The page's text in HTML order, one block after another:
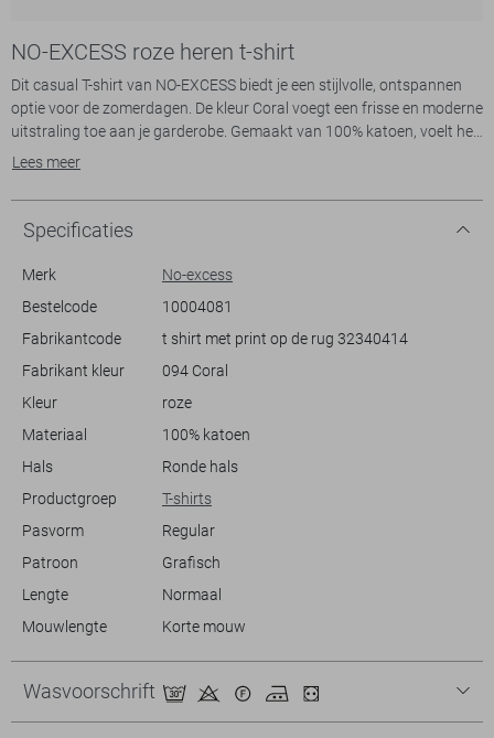
NO-EXCESS roze heren t-shirt
Dit casual T-shirt van NO-EXCESS biedt je een stijlvolle, ontspannen
optie voor de zomerdagen. De kleur Coral voegt een frisse en moderne
uitstraling toe aan je garderobe. Gemaakt van 100% katoen, voelt het
T-shirt comfortabel en licht aan op de huid, ideaal voor warme dagen.
combineren met diverse stijlen.
Het grafische patroon op de achterzijde geeft het T-shirt een speels en
uniek karakter, terwijl de regular fit zorgt voor een klassieke pasvorm.
Of je nu een dagje naar het strand gaat of een casual evenement
Combineer het met een korte broek en sneakers voor een relaxte look,
of draag het met een jeans voor een meer geklede casual stijl.
Lees meer
Specificaties
Merk
No-excess
Bestelcode
10004081
Fabrikantcode
t shirt met print op de rug 32340414
Fabrikant kleur
094 Coral
Kleur
roze
Materiaal
100% katoen
Hals
Ronde hals
Productgroep
T-shirts
Pasvorm
Regular
Patroon
Grafisch
Lengte
Normaal
Mouwlengte
Korte mouw
Wasvoorschrift